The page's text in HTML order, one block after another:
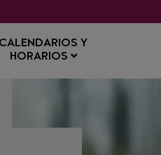
CALENDARIOS Y
HORARIOS